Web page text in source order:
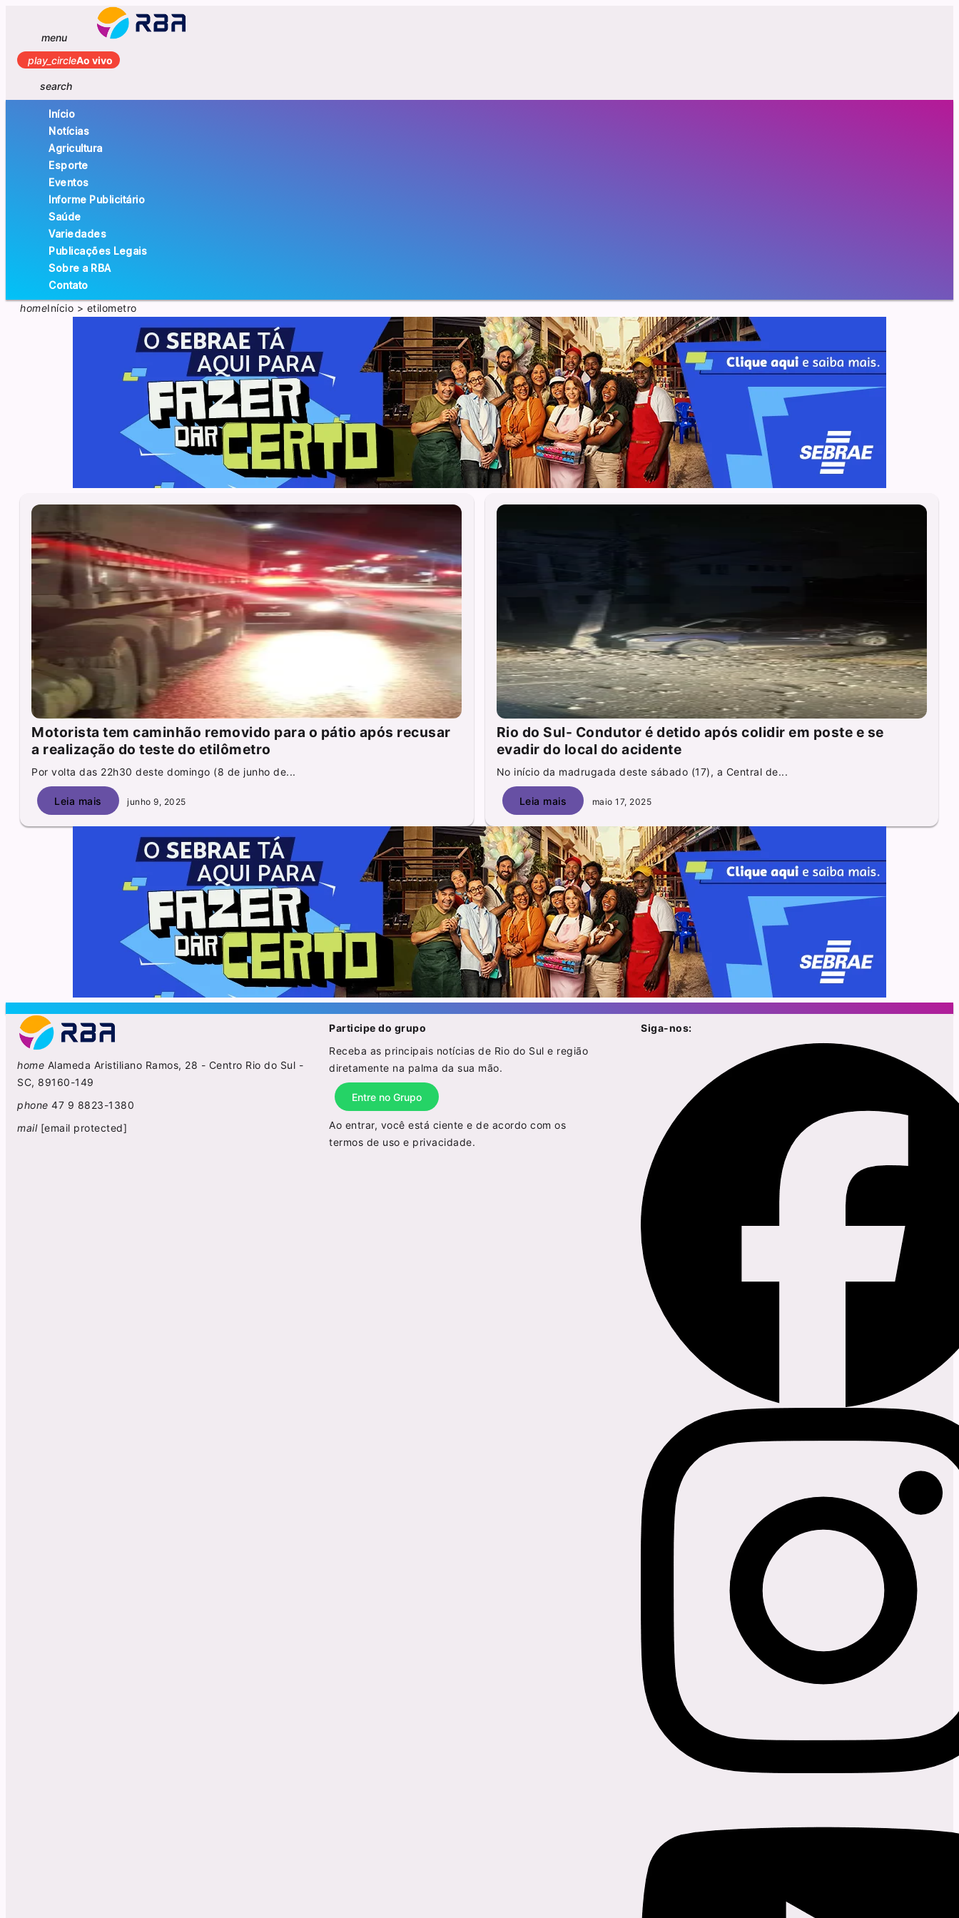
menu
play_circleAo vivo
search
Início
Notícias
Agricultura
Esporte
Eventos
Informe Publicitário
Saúde
Variedades
Publicações Legais
Sobre a RBA
Contato
homeInício > etilometro
Motorista tem caminhão removido para o pátio após recusar
a realização do teste do etilômetro
Por volta das 22h30 deste domingo (8 de junho de...
Leia mais junho 9, 2025
Rio do Sul- Condutor é detido após colidir em poste e se
evadir do local do acidente
No início da madrugada deste sábado (17), a Central de...
Leia mais maio 17, 2025
home Alameda Aristiliano Ramos, 28 - Centro Rio do Sul -
SC, 89160-149
phone 47 9 8823-1380
mail [email protected]
Participe do grupo
Receba as principais notícias de Rio do Sul e região
diretamente na palma da sua mão.
Entre no Grupo
Ao entrar, você está ciente e de acordo com os
termos de uso e privacidade.
Siga-nos: